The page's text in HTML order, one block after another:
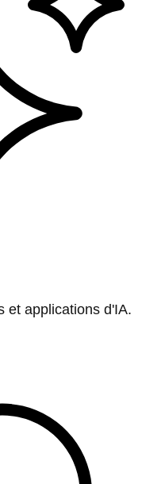
et applications d'IA.